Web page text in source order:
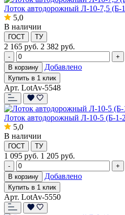
Лоток автодорожный Л-10-7,5 (Б-
5,0
В наличии
ГОСТ ТУ
2 165 руб. 2 382 руб.
-
+
В корзину
Добавлено
Купить в 1 клик
Арт. LotAv-5548
Лоток автодорожный Л-10-5 (Б-1-
5,0
В наличии
ГОСТ ТУ
1 095 руб. 1 205 руб.
-
+
В корзину
Добавлено
Купить в 1 клик
Арт. LotAv-5550